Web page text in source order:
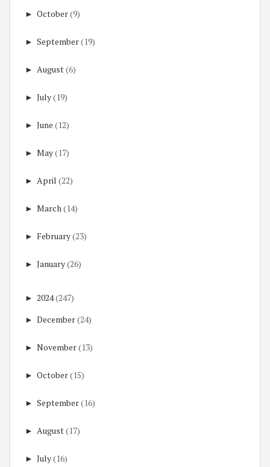
► October(9)
► September(19)
► August(6)
► July(19)
► June (12)
► May(17)
► April (22)
► March(14)
► February(23)
► January(26)
► 2024(247)
► December(24)
► November(13)
► October(15)
► September(16)
► August(17)
► July(16)